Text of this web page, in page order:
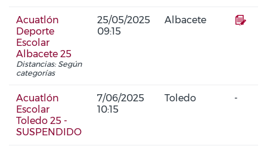
Acuatlón
Deporte
Escolar
Albacete 25
Distancias: Según
categorías
25/05/2025
09:15
Albacete
Acuatlón
Escolar
Toledo 25 -
SUSPENDIDO
7/06/2025
10:15
Toledo -